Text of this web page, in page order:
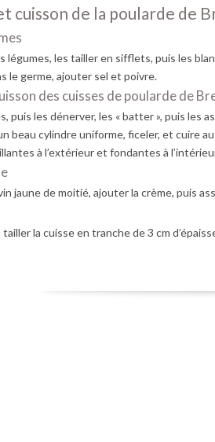
cuisson de la poularde de
légumes, les tailler en sifflets, puis les
le germe, ajouter sel et poivre.
des cuisses de poularde de
puis les dénerver, les « batter », puis les
beau cylindre uniforme, ficeler, et cuire
à l’extérieur et fondantes à
jaune de moitié, ajouter la crème, puis
tailler la cuisse en tranche de 3 cm